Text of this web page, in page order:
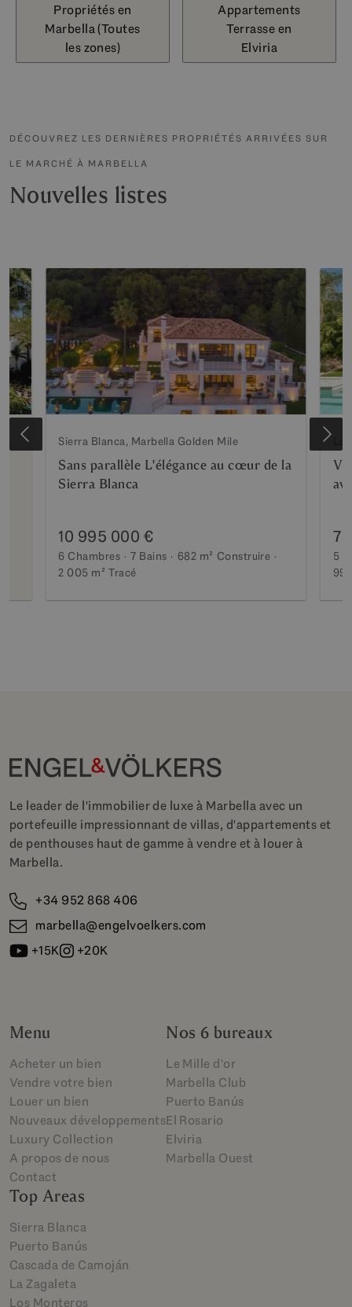
Propriétés en
Marbella (Toutes
les zones)
Appartements
Terrasse en
Elviria
DÉCOUVREZ LES DERNIÈRES PROPRIÉTÉS ARRIVÉES SUR
LE MARCHÉ À MARBELLA
Nouvelles listes
Sierra Blanca, Marbella Golden Mile
Sans parallèle L'élégance au cœur de la
Sierra Blanca
10 995 000 €
6 Chambres 7 Bains 682 m² Construire
2 005 m² Tracé
7
5
Le leader de l'immobilier de luxe à Marbella avec un
portefeuille impressionnant de villas, d'appartements et
de penthouses haut de gamme à vendre et à louer à
Marbella.
+34 952 868 406
marbella@engelvoelkers.com
+15K
+20K
Menu
Acheter un bien
Vendre votre bien
Louer un bien
Nouveaux développements
Luxury Collection
A propos de nous
Contact
Nos 6 bureaux
Le Mille d'or
Marbella Club
Puerto Banús
El Rosario
Elviria
Marbella Ouest
Top Areas
Sierra Blanca
Puerto Banús
Cascada de Camoján
La Zagaleta
Los Monteros